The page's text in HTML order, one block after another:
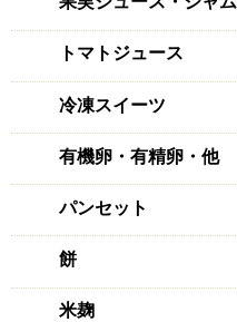
トマトジュース
冷凍スイーツ
有機卵・有精卵・他
パンセット
餅
米麹